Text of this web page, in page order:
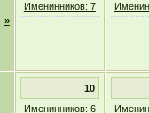
»
Именинников: 7
10
Именинников: 6